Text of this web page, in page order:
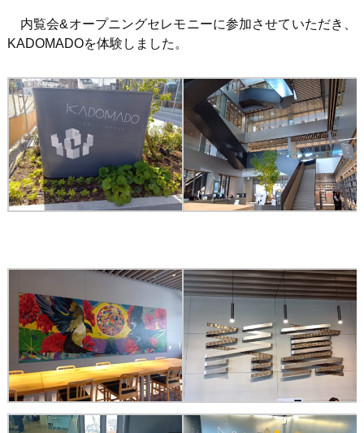
内覧会&オープニングセレモニーに参加させていただき、
KADOMADOを体験しました。